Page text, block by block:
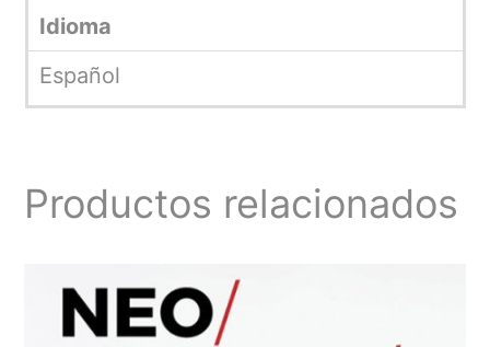
Idioma
Español
Productos relacionados